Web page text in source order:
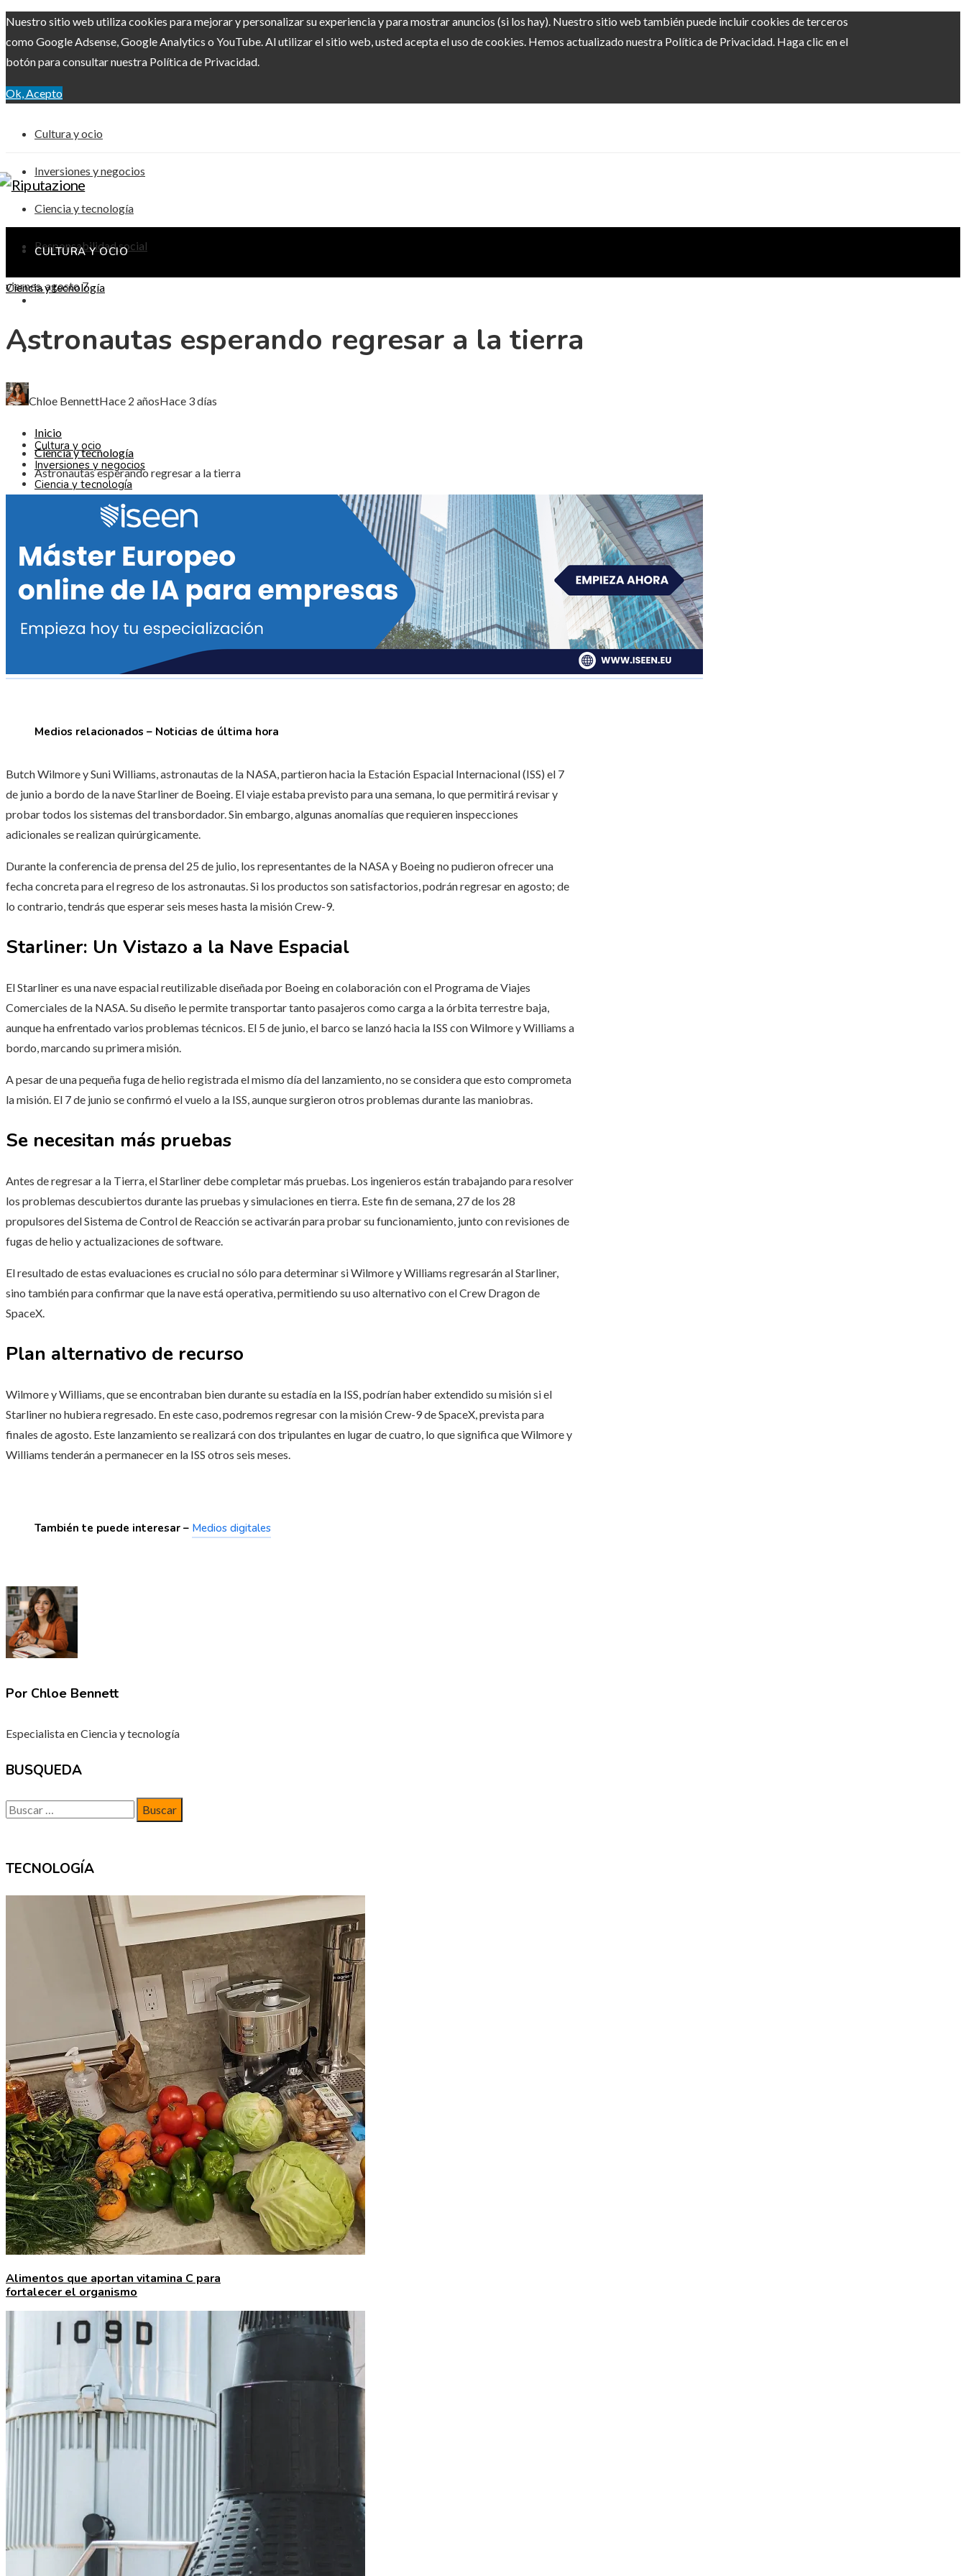
Nuestro sitio web utiliza cookies para mejorar y personalizar su experiencia y para mostrar anuncios (si los hay). Nuestro sitio web también puede incluir cookies de terceros
como Google Adsense, Google Analytics o YouTube. Al utilizar el sitio web, usted acepta el uso de cookies. Hemos actualizado nuestra Política de Privacidad. Haga clic en el
botón para consultar nuestra Política de Privacidad.
Ok, Acepto
Cultura y ocio
Inversiones y negocios
Ciencia y tecnología
Responsabilidad social
viernes, agosto 7
CULTURA Y OCIO
CIENCIA Y TECNOLOGÍA
RESPONSABILIDAD SOCIAL
Cultura y ocio
Inversiones y negocios
Ciencia y tecnología
Responsabilidad social
Ciencia y tecnología
Astronautas esperando regresar a la tierra
Chloe BennettHace 2 añosHace 3 días
Inicio
Ciencia y tecnología
Astronautas esperando regresar a la tierra
Medios relacionados – Noticias de última hora
Butch Wilmore y Suni Williams, astronautas de la NASA, partieron hacia la Estación Espacial Internacional (ISS) el 7
de junio a bordo de la nave Starliner de Boeing. El viaje estaba previsto para una semana, lo que permitirá revisar y
probar todos los sistemas del transbordador. Sin embargo, algunas anomalías que requieren inspecciones
adicionales se realizan quirúrgicamente.
Durante la conferencia de prensa del 25 de julio, los representantes de la NASA y Boeing no pudieron ofrecer una
fecha concreta para el regreso de los astronautas. Si los productos son satisfactorios, podrán regresar en agosto; de
lo contrario, tendrás que esperar seis meses hasta la misión Crew-9.
Starliner: Un Vistazo a la Nave Espacial
El Starliner es una nave espacial reutilizable diseñada por Boeing en colaboración con el Programa de Viajes
Comerciales de la NASA. Su diseño le permite transportar tanto pasajeros como carga a la órbita terrestre baja,
aunque ha enfrentado varios problemas técnicos. El 5 de junio, el barco se lanzó hacia la ISS con Wilmore y Williams a
bordo, marcando su primera misión.
A pesar de una pequeña fuga de helio registrada el mismo día del lanzamiento, no se considera que esto comprometa
la misión. El 7 de junio se confirmó el vuelo a la ISS, aunque surgieron otros problemas durante las maniobras.
Se necesitan más pruebas
Antes de regresar a la Tierra, el Starliner debe completar más pruebas. Los ingenieros están trabajando para resolver
los problemas descubiertos durante las pruebas y simulaciones en tierra. Este fin de semana, 27 de los 28
propulsores del Sistema de Control de Reacción se activarán para probar su funcionamiento, junto con revisiones de
fugas de helio y actualizaciones de software.
El resultado de estas evaluaciones es crucial no sólo para determinar si Wilmore y Williams regresarán al Starliner,
sino también para confirmar que la nave está operativa, permitiendo su uso alternativo con el Crew Dragon de
SpaceX.
Plan alternativo de recurso
Wilmore y Williams, que se encontraban bien durante su estadía en la ISS, podrían haber extendido su misión si el
Starliner no hubiera regresado. En este caso, podremos regresar con la misión Crew-9 de SpaceX, prevista para
finales de agosto. Este lanzamiento se realizará con dos tripulantes en lugar de cuatro, lo que significa que Wilmore y
Williams tenderán a permanecer en la ISS otros seis meses.
También te puede interesar – Medios digitales
Por Chloe Bennett
Especialista en Ciencia y tecnología
BUSQUEDA
Buscar:
TECNOLOGÍA
Alimentos que aportan vitamina C para
fortalecer el organismo